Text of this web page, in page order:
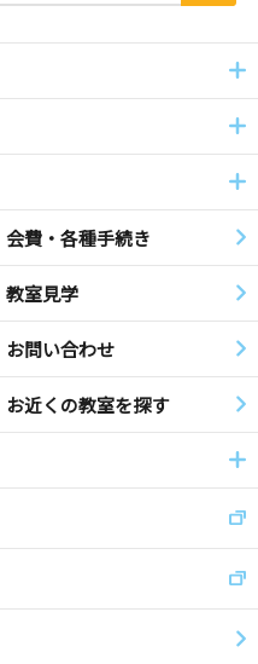
会費・各種手続き
教室見学
お問い合わせ
お近くの教室を探す